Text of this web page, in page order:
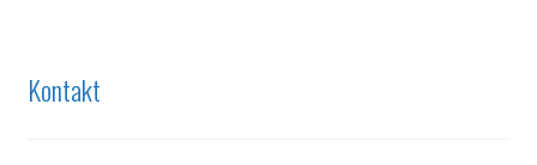
Kontakt